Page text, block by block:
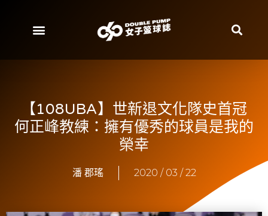
【108UBA】世新退文化隊史首冠
何正峰教練：擁有優秀的球員是我的
榮幸
潘 郡瑤 2020 / 03 / 22